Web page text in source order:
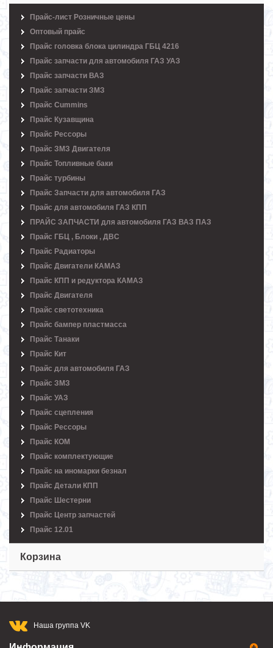
Прайс-лист Розничные цены
Оптовый прайс
Прайс головка блока цилиндра ГБЦ 4216
Прайс запчасти для автомобиля ГАЗ УАЗ
Прайс запчасти ВАЗ
Прайс запчасти ЗМЗ
Прайс Cummins
Прайс Кузавщина
Прайс Рессоры
Прайс ЗМЗ Двигателя
Прайс Топливные баки
Прайс турбины
Прайс Запчасти для автомобиля ГАЗ
Прайс для автомобиля ГАЗ КПП
ПРАЙС ЗАПЧАСТИ для автомобиля ГАЗ ВАЗ ПАЗ
Прайс ГБЦ , Блоки , ДВС
Прайс Радиаторы
Прайс Двигатели КАМАЗ
Прайс КПП и редуктора КАМАЗ
Прайс Двигателя
Прайс светотехника
Прайс бампер пластмасса
Прайс Танаки
Прайс Кит
Прайс для автомобиля ГАЗ
Прайс ЗМЗ
Прайс УАЗ
Прайс сцепления
Прайс Рессоры
Прайс КОМ
Прайс комплектующие
Прайс на иномарки безнал
Прайс Детали КПП
Прайс Шестерни
Прайс Центр запчастей
Прайс 12.01
Корзина
Наша группа VK